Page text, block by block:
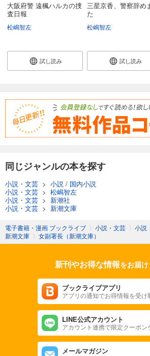
大阪府警 遠楓ハルカの捜
査日報
松嶋智左
試し読み
三星京香、警察辞め
た
松嶋智左
試し読み
同じジャンルの本を探す
小説・文芸 > 小説 / 国内小説
小説・文芸 > 松嶋智左
小説・文芸 > 新潮社
小説・文芸 > 新潮文庫
電子書籍・漫画 ブックライブ 〉 小説・文芸 〉 小説
新潮文庫 〉 女副署長（新潮文庫）
新刊やお得な情報をお届け
ブックライブアプリ
アプリの通知でお得情報を受け
LINE公式アカウント
アカウント連携で限定クーポン
メールマガジン